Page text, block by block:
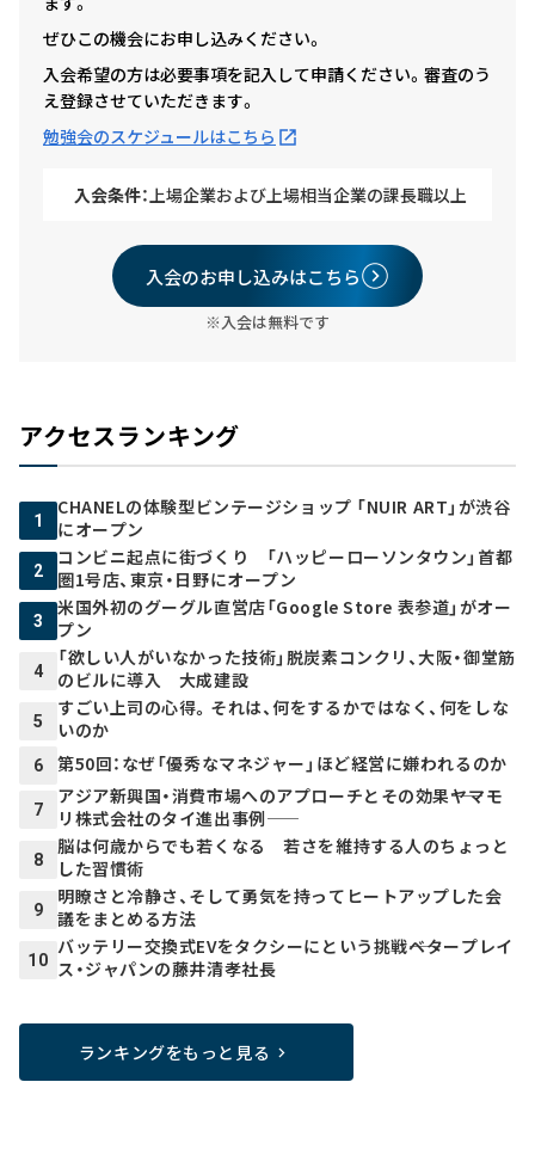
ぜひこの機会にお申し込みください。
入会希望の方は必要事項を記入して申請ください。審査のう
え登録させていただきます。
勉強会のスケジュールはこちら
入会条件：上場企業および上場相当企業の課長職以上
入会のお申し込みはこちら
※入会は無料です
アクセスランキング
1
CHANELの体験型ビンテージショップ 「NUIR ART」が渋谷
にオープン
2
コンビニ起点に街づくり 「ハッピーローソンタウン」首都
圏1号店、東京・日野にオープン
3
米国外初のグーグル直営店「Google Store 表参道」がオー
プン
4
「欲しい人がいなかった技術」脱炭素コンクリ、大阪・御堂筋
のビルに導入 大成建設
5
すごい上司の心得。それは、何をするかではなく、何をしな
いのか
6 第50回：なぜ「優秀なマネジャー」ほど経営に嫌われるのか
7
アジア新興国・消費市場へのアプローチとその効果――ヤマモ
リ株式会社のタイ進出事例――
8
脳は何歳からでも若くなる 若さを維持する人のちょっと
した習慣術
9
明瞭さと冷静さ、そして勇気を持ってヒートアップした会
議をまとめる方法
10
バッテリー交換式EVをタクシーにという挑戦――ベタープレイ
ス・ジャパンの藤井清孝社長
ランキングをもっと見る